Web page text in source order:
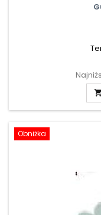

Obniżka